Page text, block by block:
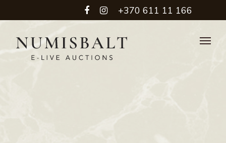
+370 611 11 166